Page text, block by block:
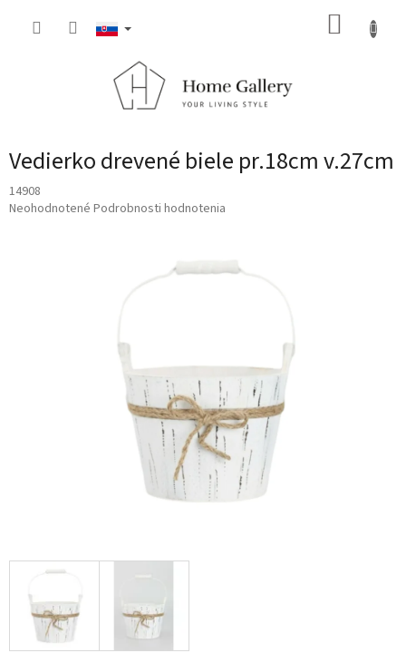
Vedierko drevené biele pr.18cm v.27cm
14908
Priemerné
Neohodnotené Podrobnosti hodnotenia